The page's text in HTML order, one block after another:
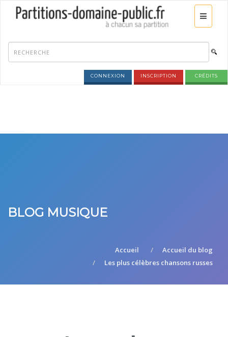
CONNEXION INSCRIPTION CRÉDITS
BLOG MUSIQUE
Accueil
Accueil du blog
Les plus célèbres chansons russes